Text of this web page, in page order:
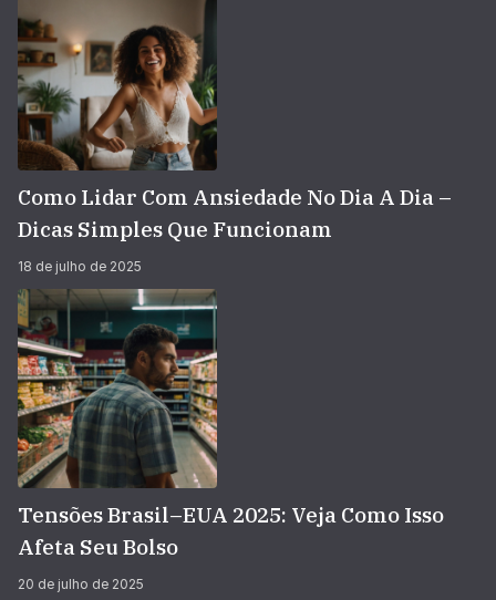
Como Lidar Com Ansiedade No Dia A Dia –
Dicas Simples Que Funcionam
18 de julho de 2025
Tensões Brasil–EUA 2025: Veja Como Isso
Afeta Seu Bolso
20 de julho de 2025